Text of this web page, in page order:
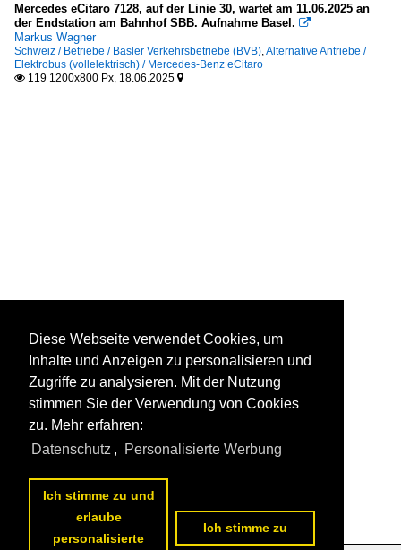
Mercedes eCitaro 7128, auf der Linie 30, wartet am 11.06.2025 an
der Endstation am Bahnhof SBB. Aufnahme Basel. 
Markus Wagner
Schweiz / Betriebe / Basler Verkehrsbetriebe (BVB),Alternative Antriebe /
Elektrobus (vollelektrisch) / Mercedes-Benz eCitaro
 119 1200x800 Px, 18.06.2025 
Diese Webseite verwendet Cookies, um
Inhalte und Anzeigen zu personalisieren und
Zugriffe zu analysieren. Mit der Nutzung
stimmen Sie der Verwendung von Cookies
zu. Mehr erfahren:
Datenschutz , Personalisierte Werbung
Ich stimme zu und
erlaube
personalisierte
Ich stimme zu